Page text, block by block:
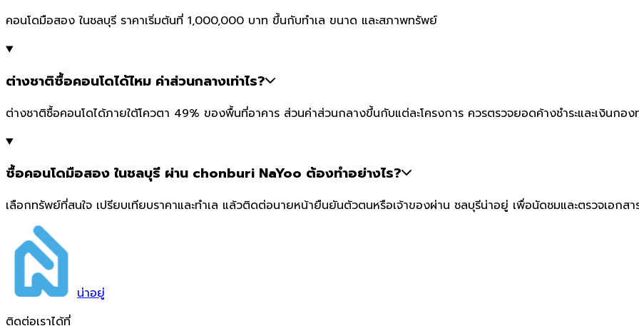
คอนโดมือสอง ในชลบุรี ราคาเริ่มต้นที่ 1,000,000 บาท ขึ้นกับทำเล ขนาด และสภาพทรัพย์
ต่างชาติซื้อคอนโดได้ไหม ค่าส่วนกลางเท่าไร?
ต่างชาติซื้อคอนโดได้ภายใต้โควตา 49% ของพื้นที่อาคาร ส่วนค่าส่วนกลางขึ้นกับแต่ละโครงการ ควรตรวจยอดค้างชำระและเงินกอ
ซื้อคอนโดมือสอง ในชลบุรี ผ่าน chonburi NaYoo ต้องทำอย่างไร?
เลือกทรัพย์ที่สนใจ เปรียบเทียบราคาและทำเล แล้วติดต่อนายหน้ายืนยันตัวตนหรือเจ้าของผ่าน ชลบุรีน่าอยู่ เพื่อนัดชมและตรวจเอกสา
น่าอยู่
ติดต่อเราได้ที่